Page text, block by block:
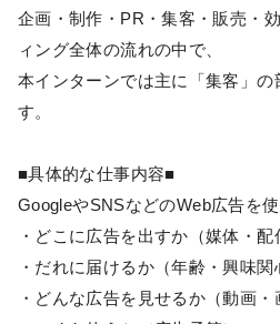
企画・制作・PR・集客・販売・
ィング全体の流れの中で、
本インターンでは主に「集客」の
す。
■具体的な仕事内容■
GoogleやSNSなどのWeb広告を使
・どこに広告を出すか（媒体・配
・だれに届けるか（年齢・興味関
・どんな広告を見せるか（動画・